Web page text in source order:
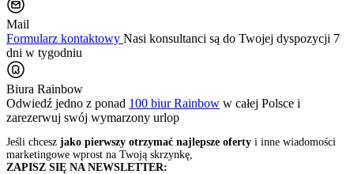
Mail
Formularz kontaktowy Nasi konsultanci są do Twojej dyspozycji 7
dni w tygodniu
Biura Rainbow
Odwiedź jedno z ponad 100 biur Rainbow w całej Polsce i
zarezerwuj swój wymarzony urlop
Jeśli chcesz jako pierwszy otrzymać najlepsze oferty i inne wiadomości
marketingowe wprost na Twoją skrzynkę,
ZAPISZ SIĘ NA NEWSLETTER: